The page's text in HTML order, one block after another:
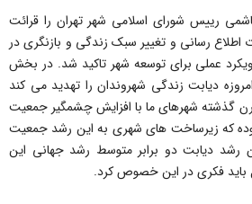
رییس شورای اسلامی شهر تهران را قرائت
اطلاع رسانی و تغییر سبک زندگی و بازنگری در
عملی برای توسعه شهر تاکید شد. در بخش
دیابت زندگی شهروندان را تهدید می کند
گذشته شهرهای ما با افزایش چشمگیر جمعیت
که زیرساخت های شهری به این رشد جمعیت
رشد دیابت دو برابر متوسط رشد جهانی این
باید فکری در این خصوص کرد.